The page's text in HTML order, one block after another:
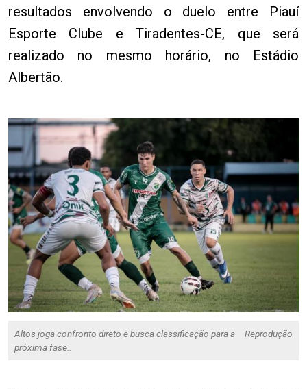
resultados envolvendo o duelo entre Piauí
Esporte Clube e Tiradentes-CE, que será
realizado no mesmo horário, no Estádio
Albertão.
Altos joga confronto direto e busca classificação para a
próxima fase..
Reprodução